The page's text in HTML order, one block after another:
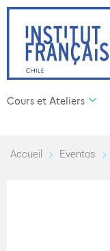
Cours et Ateliers
Accueil Eventos